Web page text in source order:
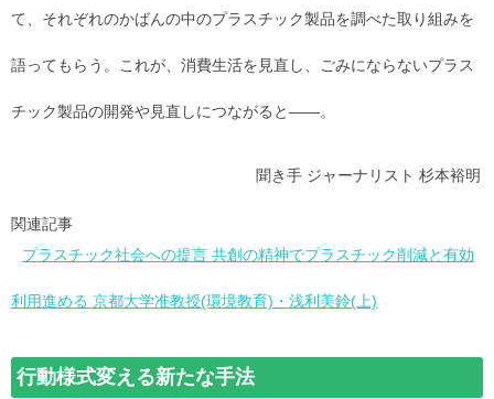
て、それぞれのかばんの中のプラスチック製品を調べた取り組みを
語ってもらう。これが、消費生活を見直し、ごみにならないプラス
チック製品の開発や見直しにつながると――。
聞き手 ジャーナリスト 杉本裕明
関連記事
プラスチック社会への提言 共創の精神でプラスチック削減と有効
利用進める 京都大学准教授(環境教育)・浅利美鈴(上)
行動様式変える新たな手法